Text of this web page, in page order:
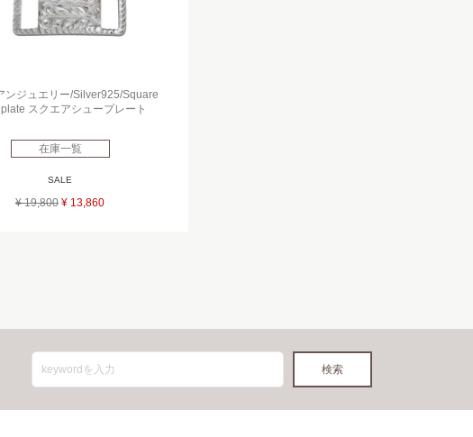
ンジュエリー/Silver925/Square
スクエアシュープレート
在庫一覧
SALE
¥ 19,800 ¥ 13,860